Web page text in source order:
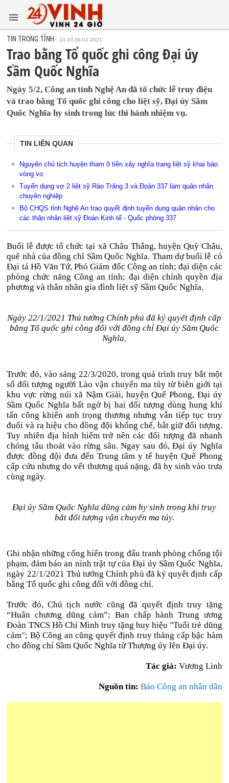
TIN TRONG TỈNH 10:43 06-02-2021
Trao bằng Tổ quốc ghi công Đại úy
Sầm Quốc Nghĩa
Ngày 5/2, Công an tỉnh Nghệ An đã tổ chức lễ truy điệu
và trao bằng Tổ quốc ghi công cho liệt sỹ, Đại úy Sầm
Quốc Nghĩa hy sinh trong lúc thi hành nhiệm vụ.
TIN LIÊN QUAN
Nguyên chủ tịch huyện tham ô tiền xây nghĩa trang liệt sỹ khai báo
vòng vo
Tuyển dụng vợ 2 liệt sỹ Rào Trăng 3 và Đoàn 337 làm quân nhân
chuyên nghiệp
Bộ CHQS tỉnh Nghệ An trao quyết định tuyển dụng quân nhân cho
các thân nhân liệt sỹ Đoàn Kinh tế - Quốc phòng 337
Buổi lễ được tổ chức tại xã Châu Thắng, huyện Quỳ Châu,
quê nhà của đồng chí Sầm Quốc Nghĩa. Tham dự buổi lễ có
Đại tá Hồ Văn Tứ, Phó Giám đốc Công an tỉnh; đại diện các
phòng chức năng Công an tỉnh; đại diện chính quyền địa
phương và thân nhân gia đình liệt sỹ Sầm Quốc Nghĩa.
Ngày 22/1/2021 Thủ tướng Chính phủ đã ký quyết định cấp
bằng Tổ quốc ghi công đối với đồng chí Đại úy Sầm Quốc
Nghĩa.
Trước đó, vào sáng 22/3/2020, trong quá trình truy bắt một
số đối tượng người Lào vận chuyển ma túy từ biên giới tại
khu vực rừng núi xã Nậm Giải, huyện Quế Phong, Đại úy
Sầm Quốc Nghĩa bất ngờ bị hai đối tượng dùng hung khí
tấn công khiến anh trọng thương nhưng vẫn tiếp tục truy
đuổi và ra hiệu cho đồng đội khống chế, bắt giữ đối tượng.
Tuy nhiên địa hình hiểm trở nên các đối tượng đã nhanh
chóng tẩu thoát vào rừng sâu. Ngay sau đó, Đại úy Nghĩa
được đồng đội đưa đến Trung tâm y tế huyện Quế Phong
cấp cứu nhưng do vết thương quá nặng, đã hy sinh vào trưa
cùng ngày.
Đại úy Sầm Quốc Nghĩa dũng cảm hy sinh trong khi truy
bắt đối tượng vận chuyển ma túy.
Ghi nhận những cống hiến trong đấu tranh phòng chống tội
phạm, đảm bảo an ninh trật tự của Đại úy Sầm Quốc Nghĩa,
ngày 22/1/2021 Thủ tướng Chính phủ đã ký quyết định cấp
bằng Tổ quốc ghi công đối với đồng chí.
Trước đó, Chủ tịch nước cũng đã quyết định truy tặng
“Huân chương dũng cảm”; Ban chấp hành Trung ương
Đoàn TNCS Hồ Chí Minh truy tặng huy hiệu "Tuổi trẻ dũng
cảm"; Bộ Công an cũng quyết định truy thăng cấp bậc hàm
cho đồng chí Sầm Quốc Nghĩa từ Thượng úy lên Đại úy.
Tác giả: Vương Linh
Nguồn tin: Báo Công an nhân dân